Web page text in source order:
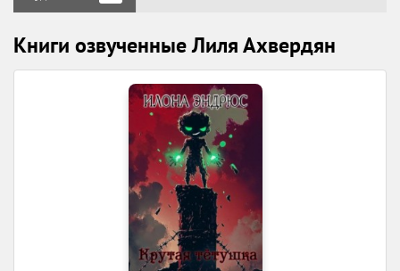
Книги озвученные Лиля Ахвердян